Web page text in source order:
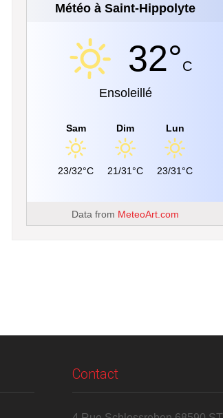
Météo à Saint-Hippolyte
32°C
Ensoleillé
Sam
23/32°C
Dim
21/31°C
Lun
23/31°C
Data from MeteoArt.com
Contact